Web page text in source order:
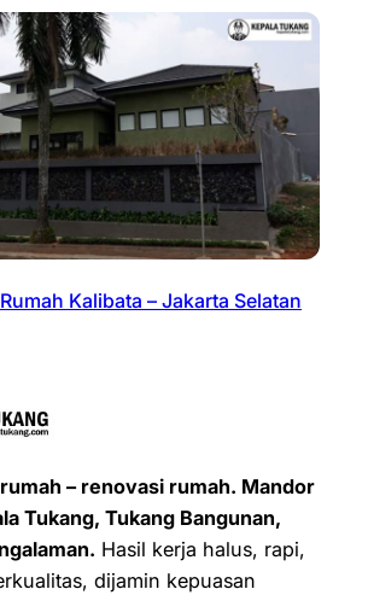
Kalibata – Jakarta Selatan
– renovasi rumah. Mandor
Tukang, Tukang Bangunan,
Hasil kerja halus, rapi,
dijamin kepuasan